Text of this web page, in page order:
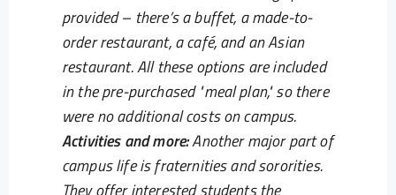
provided – there’s a buffet, a made-to-
order restaurant, a café, and an Asian
restaurant. All these options are included
in the pre-purchased "meal plan," so there
were no additional costs on campus.
Activities and more:Another major part of
campus life is fraternities and sororities.
They offer interested students the